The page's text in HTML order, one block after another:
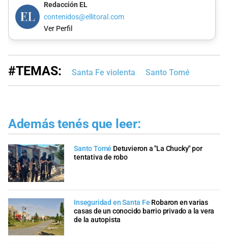
Redacción EL
contenidos@ellitoral.com
Ver Perfil
#TEMAS: Santa Fe violenta Santo Tomé
Además tenés que leer:
Santo Tomé Detuvieron a "La Chucky" por
tentativa de robo
Inseguridad en Santa Fe Robaron en varias
casas de un conocido barrio privado a la vera
de la autopista